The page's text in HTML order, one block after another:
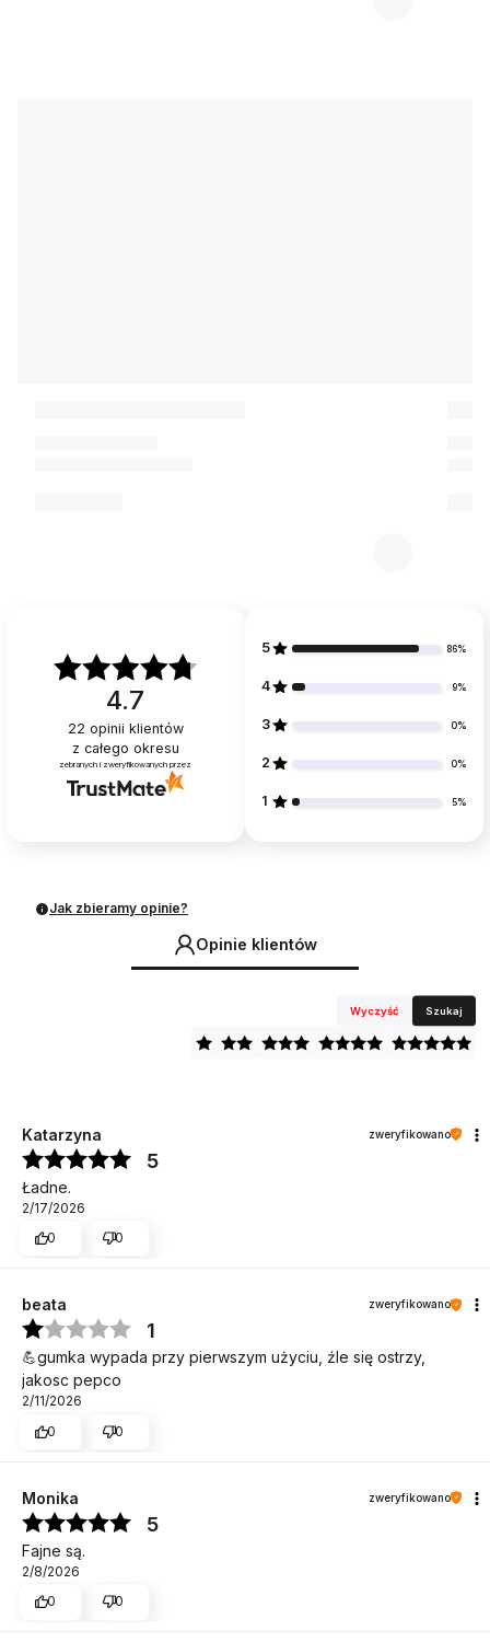
4.7
22 opinii klientów
z całego okresu
zebranych i zweryfikowanych przez
5 86%
4 9%
3 0%
2 0%
1 5%
Jak zbieramy opinie?
Opinie klientów
Wyczyść Szukaj
Katarzyna zweryfikowano
5
Ładne.
2/17/2026
0
0
beata zweryfikowano
1
💪gumka wypada przy pierwszym użyciu, źle się ostrzy,
jakosc pepco
2/11/2026
0
0
Monika zweryfikowano
5
Fajne są.
2/8/2026
0
0